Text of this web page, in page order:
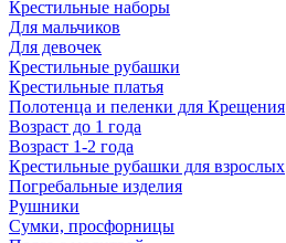
Крестильные наборы
Для мальчиков
Для девочек
Крестильные рубашки
Крестильные платья
Полотенца и пеленки для Крещения
Возраст до 1 года
Возраст 1-2 года
Крестильные рубашки для взрослых
Погребальные изделия
Рушники
Сумки, просфорницы